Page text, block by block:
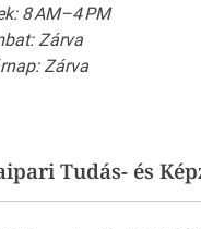
8 AM–4 PM
Zárva
Zárva
Tudás- és